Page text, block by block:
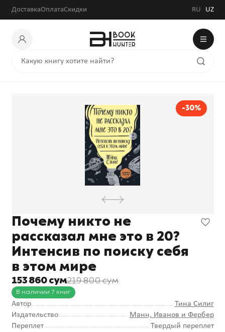
ДоставкаОплатаСкидки RU UZ
-30%
Почему никто не
рассказал мне это в 20?
Интенсив по поиску себя
в этом мире
153 860 сум219 800 сум
В наличии 7 книг
Автор
Тина Силиг
Издательство
Манн, Иванов и Фербер
Переплет
Твердый переплет